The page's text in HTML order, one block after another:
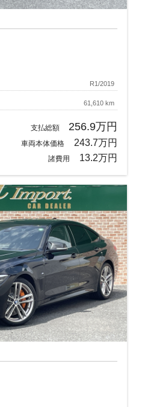
R1/2019
61,610 km
支払総額 256.9万円
車両本体価格 243.7万円
諸費用 13.2万円